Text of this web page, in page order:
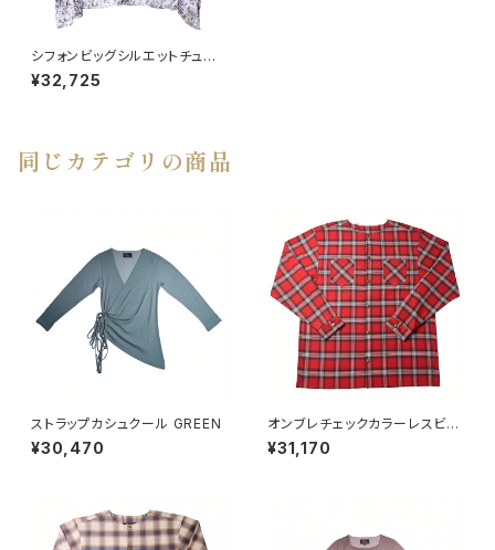
シフォンビッグシルエットチュニッ
ク（英字プリント）
¥32,725
同じカテゴリの商品
ストラップカシュクール GREEN
¥30,470
オンブレチェックカラーレスビッ
グシャツ RED
¥31,170